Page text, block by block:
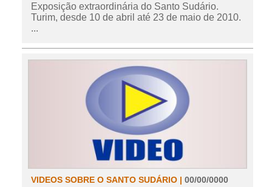
Exposição extraordinária do Santo Sudário.
Turim, desde 10 de abril até 23 de maio de 2010.
...
VIDEOS SOBRE O SANTO SUDÁRIO | 00/00/0000